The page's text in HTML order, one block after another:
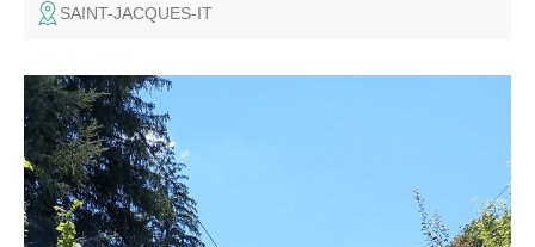
SAINT-JACQUES-IT
Una passeggiata alla scoperta di questa località di
villeggiatura e degli angoli segreti che hanno deliziato i
primi villeggianti all'inizio del XX secolo.